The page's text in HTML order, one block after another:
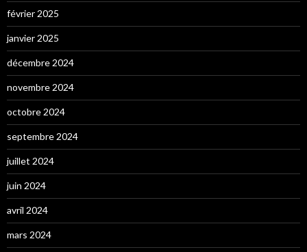
février 2025
janvier 2025
décembre 2024
novembre 2024
octobre 2024
septembre 2024
juillet 2024
juin 2024
avril 2024
mars 2024